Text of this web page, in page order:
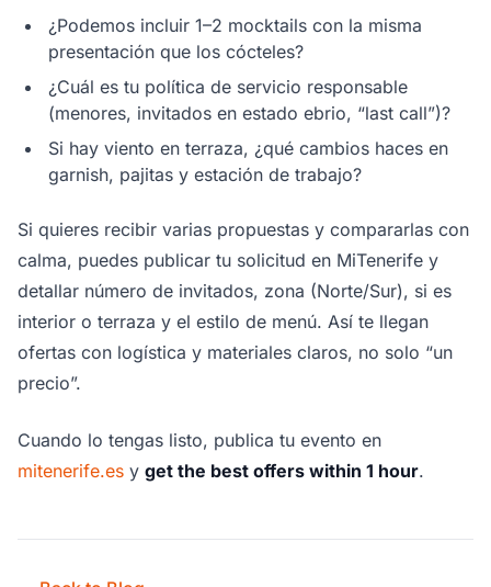
¿Podemos incluir 1–2 mocktails con la misma
presentación que los cócteles?
¿Cuál es tu política de servicio responsable
(menores, invitados en estado ebrio, “last call”)?
Si hay viento en terraza, ¿qué cambios haces en
garnish, pajitas y estación de trabajo?
Si quieres recibir varias propuestas y compararlas con
calma, puedes publicar tu solicitud en MiTenerife y
detallar número de invitados, zona (Norte/Sur), si es
interior o terraza y el estilo de menú. Así te llegan
ofertas con logística y materiales claros, no solo “un
precio”.
Cuando lo tengas listo, publica tu evento en
mitenerife.es y get the best offers within 1 hour.